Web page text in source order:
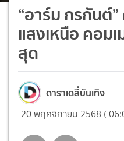
“อาร์ม กรกันต์
แสงเหนือ คอม
สุด
ดาราเดลี่บันเทิง
20 พฤศจิกายน 2568 (